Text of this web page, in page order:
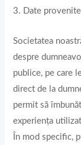
3. Date
Societatea
despre
publice, pe care
direct de la
permit să
experiența
În mod specific,